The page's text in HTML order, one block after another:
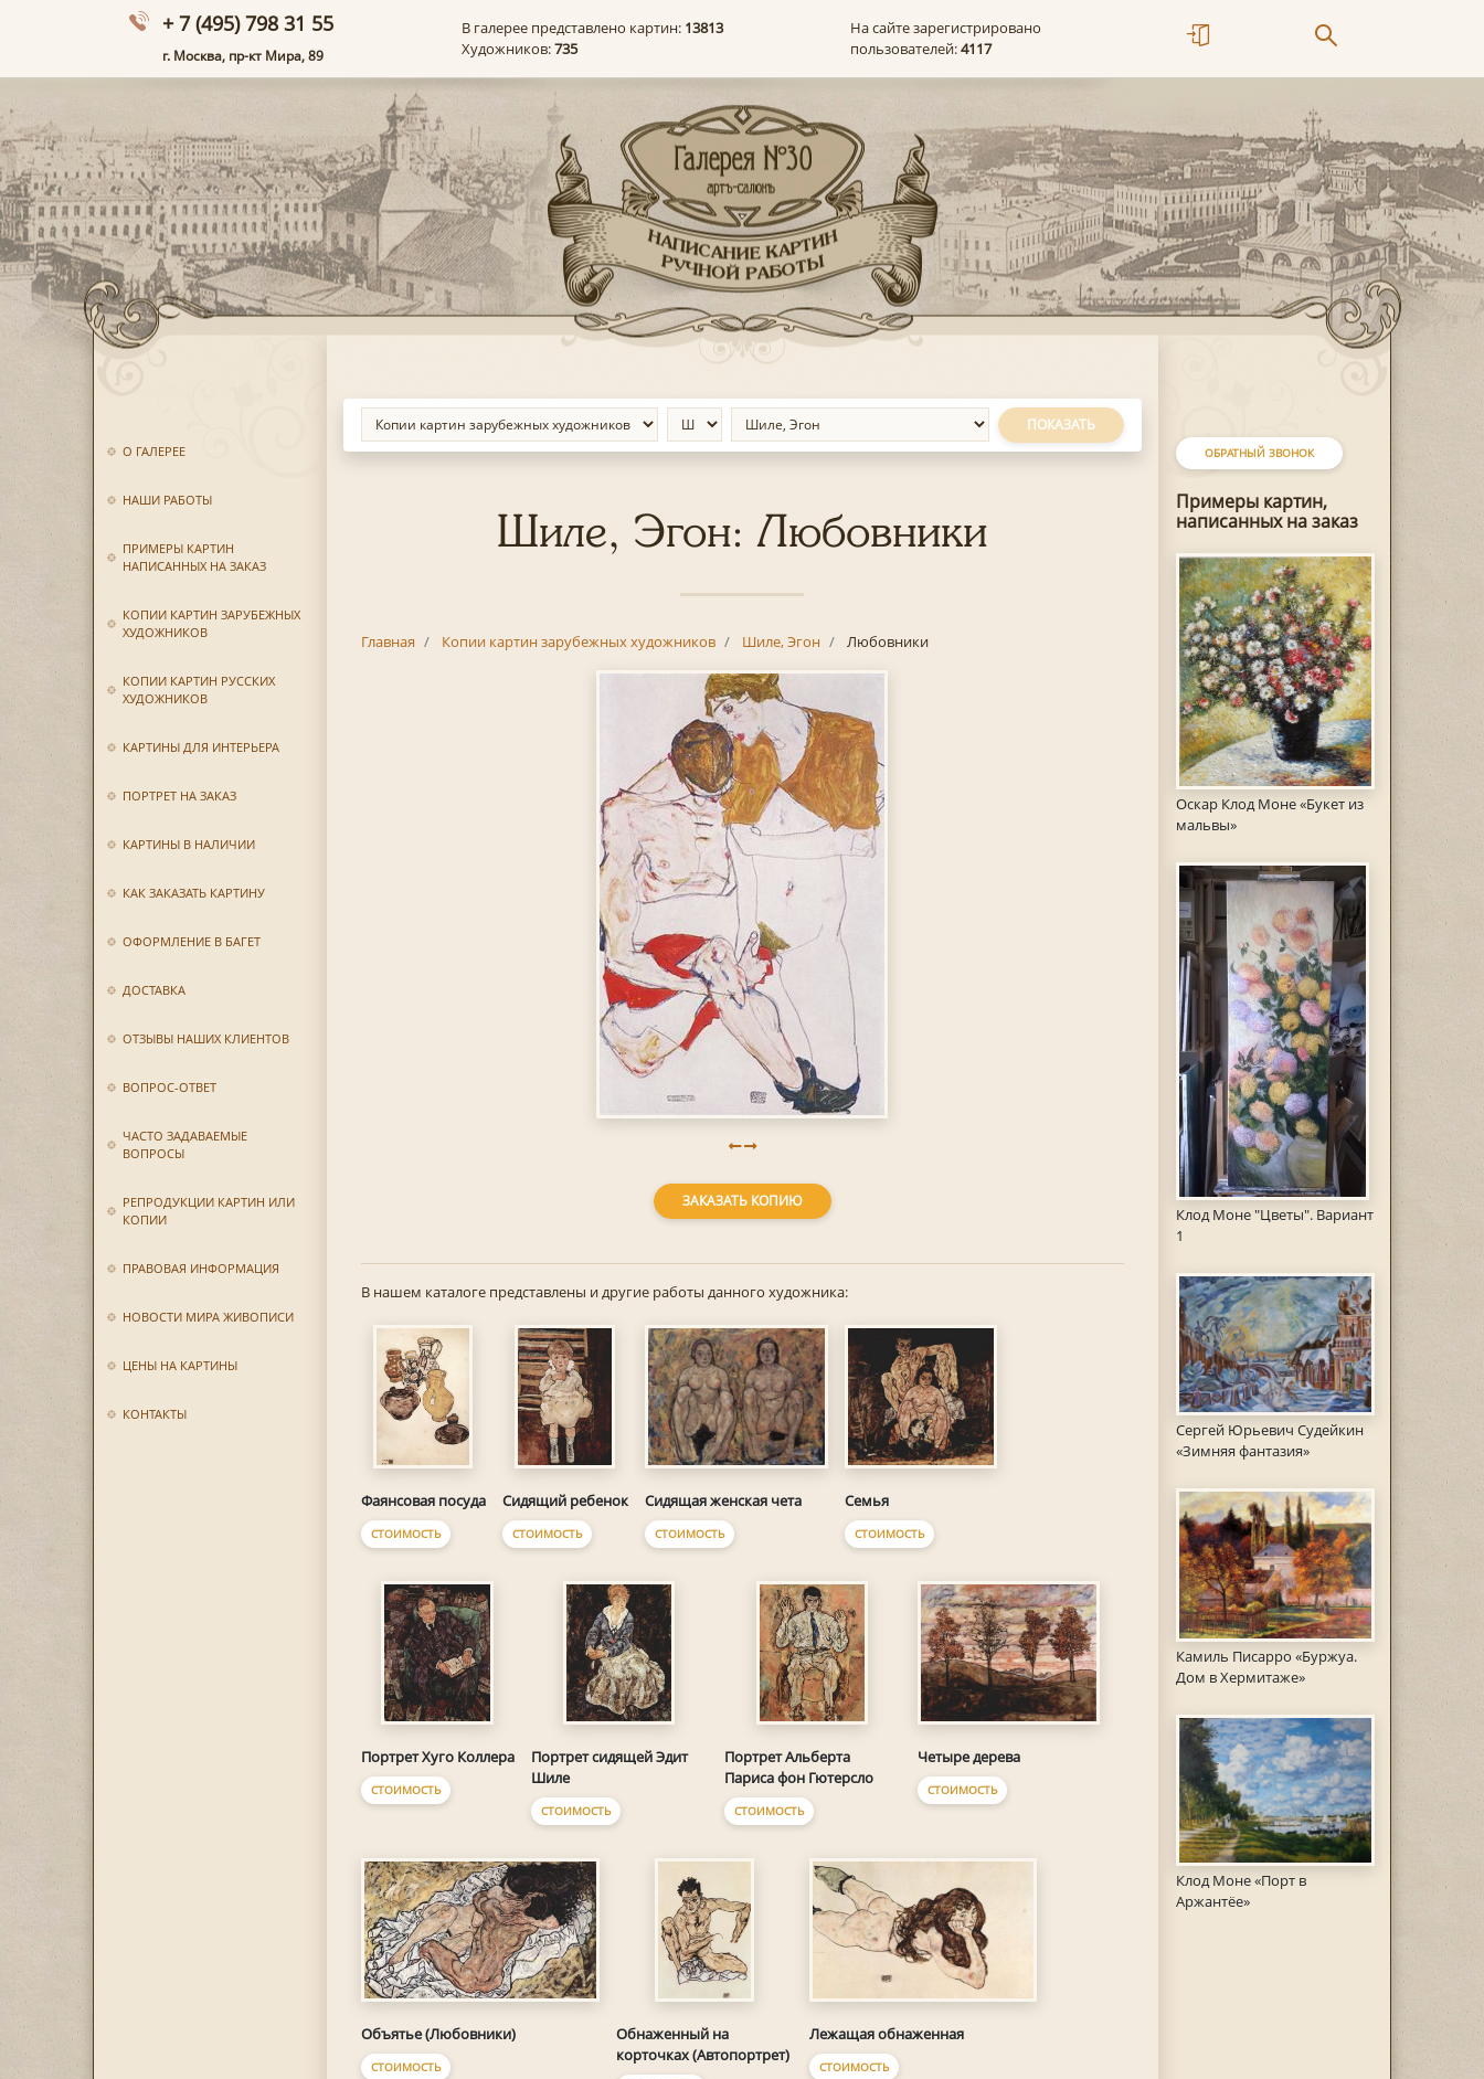
+ 7 (495) 798 31 55
г. Москва, пр-кт Мира, 89
В галерее представлено картин: 13813
Художников:735
На сайте зарегистрировано
пользователей:4117
О ГАЛЕРЕЕ
НАШИ РАБОТЫ
ПРИМЕРЫ КАРТИН
НАПИСАННЫХ НА ЗАКАЗ
КОПИИ КАРТИН ЗАРУБЕЖНЫХ
ХУДОЖНИКОВ
КОПИИ КАРТИН РУССКИХ
ХУДОЖНИКОВ
КАРТИНЫ ДЛЯ ИНТЕРЬЕРА
ПОРТРЕТ НА ЗАКАЗ
КАРТИНЫ В НАЛИЧИИ
КАК ЗАКАЗАТЬ КАРТИНУ
ОФОРМЛЕНИЕ В БАГЕТ
ДОСТАВКА
ОТЗЫВЫ НАШИХ КЛИЕНТОВ
ВОПРОС-ОТВЕТ
ЧАСТО ЗАДАВАЕМЫЕ
ВОПРОСЫ
РЕПРОДУКЦИИ КАРТИН ИЛИ
КОПИИ
ПРАВОВАЯ ИНФОРМАЦИЯ
НОВОСТИ МИРА ЖИВОПИСИ
ЦЕНЫ НА КАРТИНЫ
КОНТАКТЫ
ОБРАТНЫЙ ЗВОНОК
Примеры картин,
написанных на заказ
Оскар Клод Моне «Букет из
мальвы»
Клод Моне "Цветы". Вариант
1
Сергей Юрьевич Судейкин
«Зимняя фантазия»
Камиль Писарро «Буржуа.
Дом в Хермитаже»
Клод Моне «Порт в
Аржантёе»
ПОКАЗАТЬ
Шиле, Эгон: Любовники
Главная Копии картин зарубежных художников Шиле, Эгон Любовники
ЗАКАЗАТЬ КОПИЮ
В нашем каталоге представлены и другие работы данного художника:
Фаянсовая посуда
СТОИМОСТЬ
Сидящий ребенок
СТОИМОСТЬ
Сидящая женская чета
СТОИМОСТЬ
Семья
СТОИМОСТЬ
Портрет Хуго Коллера
СТОИМОСТЬ
Портрет сидящей Эдит
Шиле
СТОИМОСТЬ
Портрет Альберта
Париса фон Гютерсло
СТОИМОСТЬ
Четыре дерева
СТОИМОСТЬ
Объятье (Любовники)
СТОИМОСТЬ
Обнаженный на
корточках (Автопортрет)
Лежащая обнаженная
СТОИМОСТЬ